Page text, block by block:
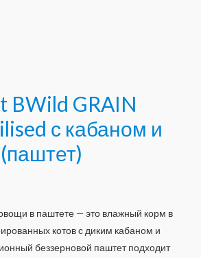
BWild GRAIN
с кабаном и
в паштете — это влажный корм в
котов с диким кабаном и
беззерновой паштет подходит